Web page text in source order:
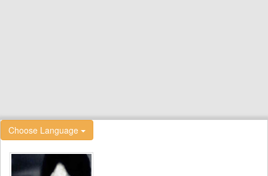
Choose Language